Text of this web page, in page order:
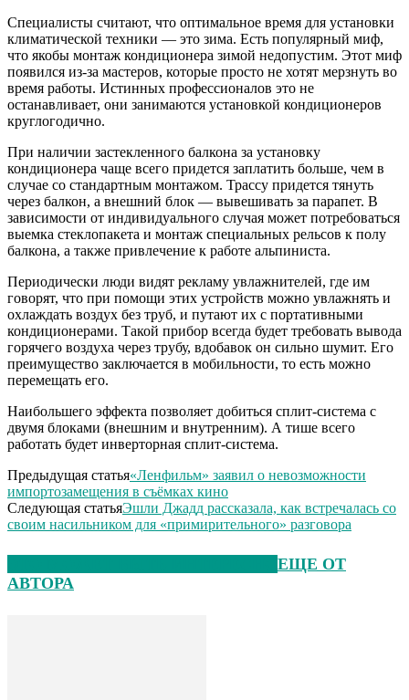
Специалисты считают, что оптимальное время для установки
климатической техники — это зима. Есть популярный миф,
что якобы монтаж кондиционера зимой недопустим. Этот миф
появился из-за мастеров, которые просто не хотят мерзнуть во
время работы. Истинных профессионалов это не
останавливает, они занимаются установкой кондиционеров
круглогодично.
При наличии застекленного балкона за установку
кондиционера чаще всего придется заплатить больше, чем в
случае со стандартным монтажом. Трассу придется тянуть
через балкон, а внешний блок — вывешивать за парапет. В
зависимости от индивидуального случая может потребоваться
выемка стеклопакета и монтаж специальных рельсов к полу
балкона, а также привлечение к работе альпиниста.
Периодически люди видят рекламу увлажнителей, где им
говорят, что при помощи этих устройств можно увлажнять и
охлаждать воздух без труб, и путают их с портативными
кондиционерами. Такой прибор всегда будет требовать вывода
горячего воздуха через трубу, вдобавок он сильно шумит. Его
преимущество заключается в мобильности, то есть можно
перемещать его.
Наибольшего эффекта позволяет добиться сплит-система с
двумя блоками (внешним и внутренним). А тише всего
работать будет инверторная сплит-система.
Предыдущая статья«Ленфильм» заявил о невозможности
импортозамещения в съёмках кино
Следующая статьяЭшли Джадд рассказала, как встречалась со
своим насильником для «примирительного» разговора
ЕЩЕ ОТ
АВТОРА